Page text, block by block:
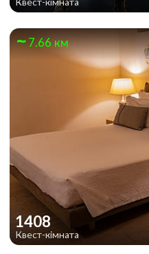
7.66 км
1408
Квест-кімната